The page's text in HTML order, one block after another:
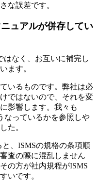
な誤差です。
ュアルが併存してい
はなく、お互いに補完し
ます。
いるものです。弊社は必
ではないので、それを変
影響します。我々も
なっているかを参照しや
た。
、ISMSの規格の条項順
査の際に混乱しません
の方が社内規程がISMS
いです。